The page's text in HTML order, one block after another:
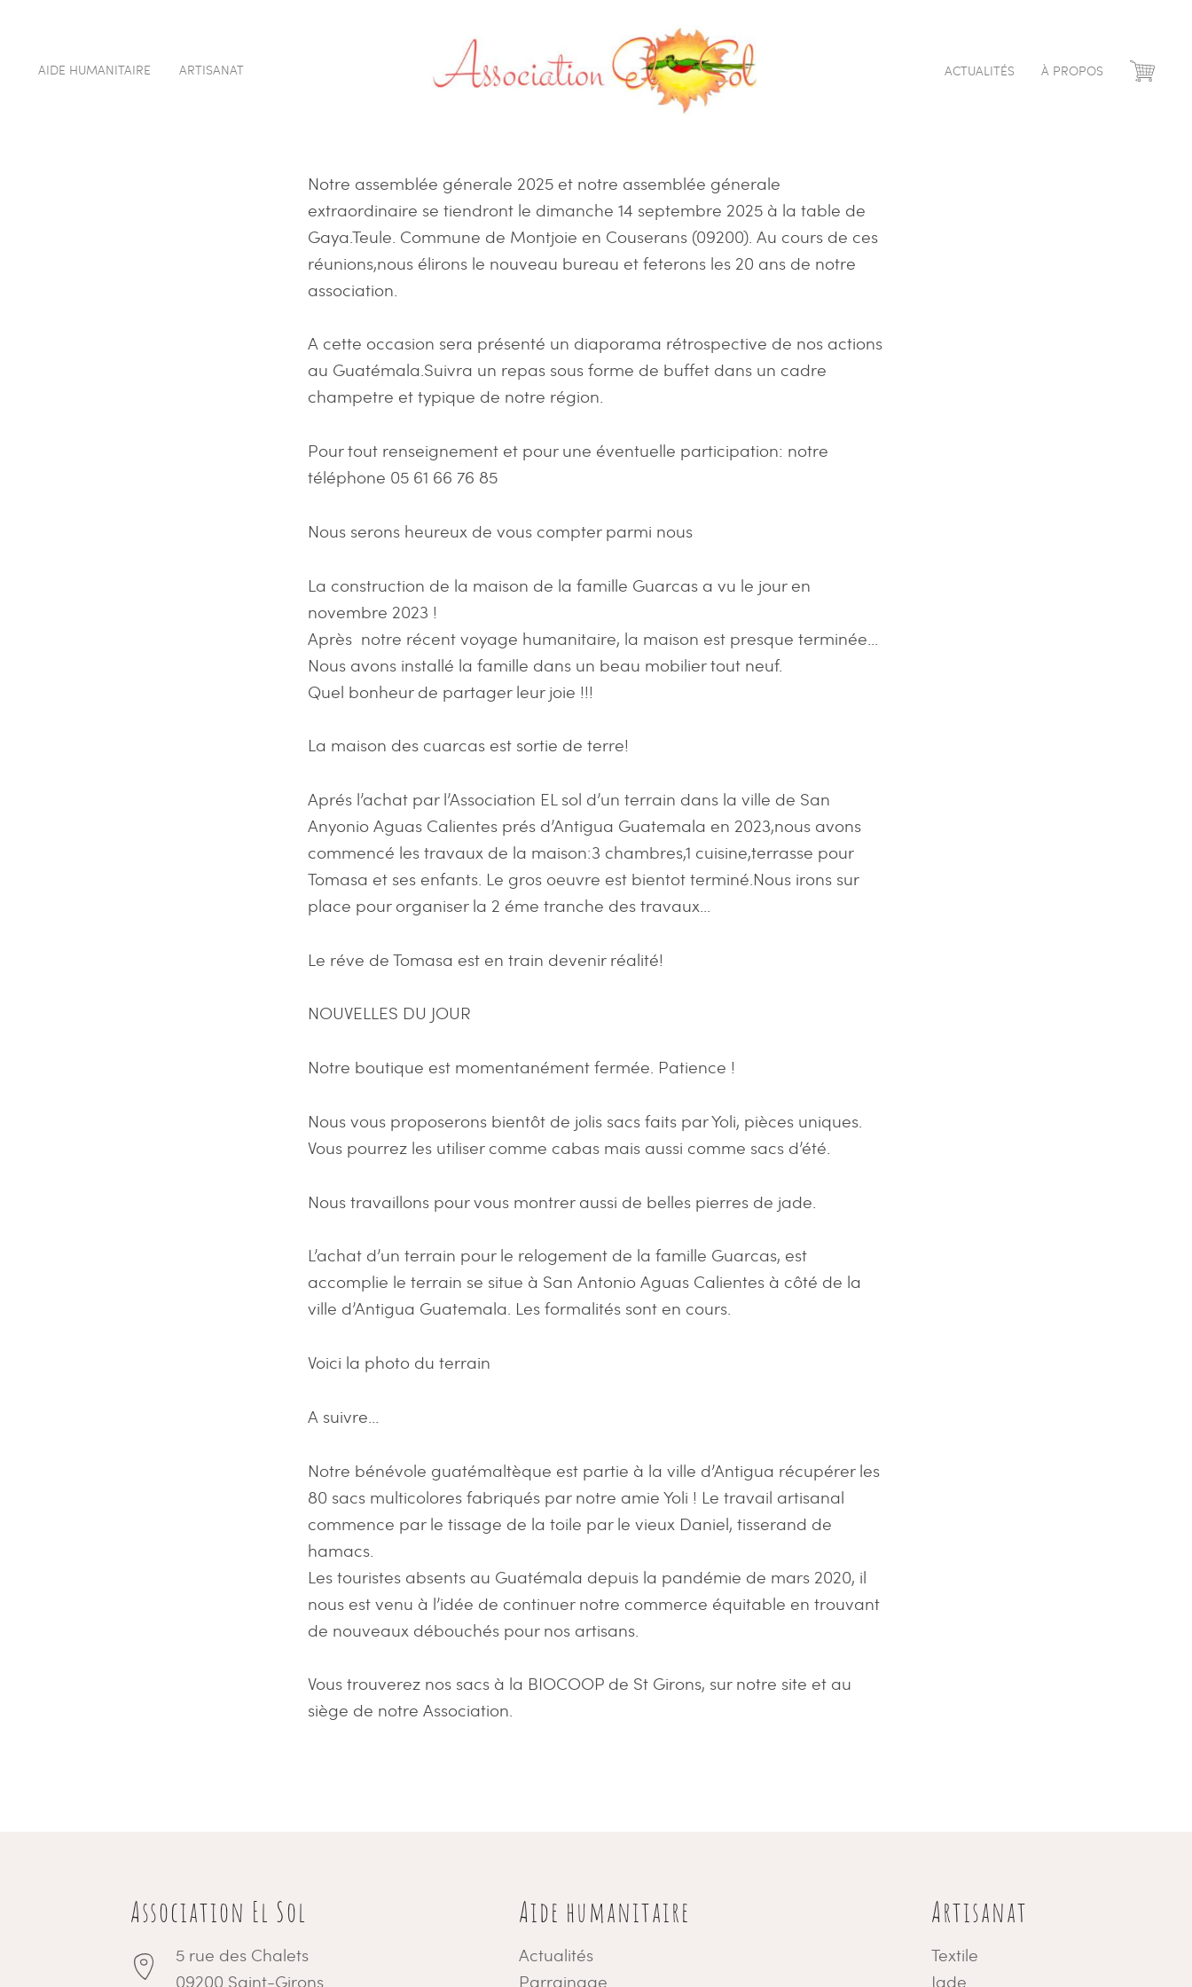
AIDE HUMANITAIRE ARTISANAT ACTUALITÉS À PROPOS
Notre assemblée génerale 2025 et notre assemblée génerale
extraordinaire se tiendront le dimanche 14 septembre 2025 à la table de
Gaya.Teule. Commune de Montjoie en Couserans (09200). Au cours de ces
réunions,nous élirons le nouveau bureau et feterons les 20 ans de notre
association.
A cette occasion sera présenté un diaporama rétrospective de nos actions
au Guatémala.Suivra un repas sous forme de buffet dans un cadre
champetre et typique de notre région.
Pour tout renseignement et pour une éventuelle participation: notre
téléphone 05 61 66 76 85
Nous serons heureux de vous compter parmi nous
La construction de la maison de la famille Guarcas a vu le jour en
novembre 2023 !
Après notre récent voyage humanitaire, la maison est presque terminée…
Nous avons installé la famille dans un beau mobilier tout neuf.
Quel bonheur de partager leur joie !!!
La maison des cuarcas est sortie de terre!
Aprés l’achat par l’Association EL sol d’un terrain dans la ville de San
Anyonio Aguas Calientes prés d’Antigua Guatemala en 2023,nous avons
commencé les travaux de la maison:3 chambres,1 cuisine,terrasse pour
Tomasa et ses enfants. Le gros oeuvre est bientot terminé.Nous irons sur
place pour organiser la 2 éme tranche des travaux…
Le réve de Tomasa est en train devenir réalité!
NOUVELLES DU JOUR
Notre boutique est momentanément fermée. Patience !
Nous vous proposerons bientôt de jolis sacs faits par Yoli, pièces uniques.
Vous pourrez les utiliser comme cabas mais aussi comme sacs d’été.
Nous travaillons pour vous montrer aussi de belles pierres de jade.
L’achat d’un terrain pour le relogement de la famille Guarcas, est
accomplie le terrain se situe à San Antonio Aguas Calientes à côté de la
ville d’Antigua Guatemala. Les formalités sont en cours.
Voici la photo du terrain
A suivre…
Notre bénévole guatémaltèque est partie à la ville d’Antigua récupérer les
80 sacs multicolores fabriqués par notre amie Yoli ! Le travail artisanal
commence par le tissage de la toile par le vieux Daniel, tisserand de
hamacs.
Les touristes absents au Guatémala depuis la pandémie de mars 2020, il
nous est venu à l’idée de continuer notre commerce équitable en trouvant
de nouveaux débouchés pour nos artisans.
Vous trouverez nos sacs à la BIOCOOP de St Girons, sur notre site et au
siège de notre Association.
Association El Sol
5 rue des Chalets
09200 Saint-Girons
Aide humanitaire
Actualités
Parrainage
Artisanat
Textile
Jade